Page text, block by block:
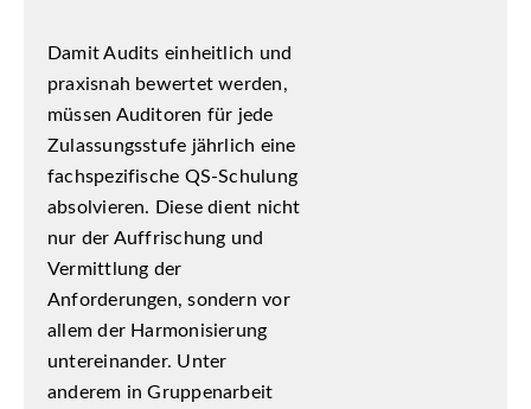
Damit Audits einheitlich und
praxisnah bewertet werden,
müssen Auditoren für jede
Zulassungsstufe jährlich eine
fachspezifische QS-Schulung
absolvieren. Diese dient nicht
nur der Auffrischung und
Vermittlung der
Anforderungen, sondern vor
allem der Harmonisierung
untereinander. Unter
anderem in Gruppenarbeit